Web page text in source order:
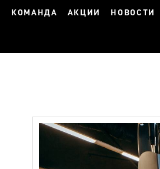
КОМАНДА АКЦИИ НОВОСТИ